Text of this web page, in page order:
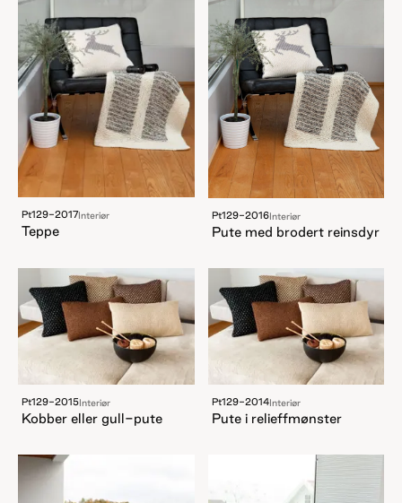
Pt129-2017Interiør
Teppe
Pt129-2016Interiør
Pute med brodert reinsdyr
Pt129-2015Interiør
Kobber eller gull-pute
Pt129-2014Interiør
Pute i relieffmønster